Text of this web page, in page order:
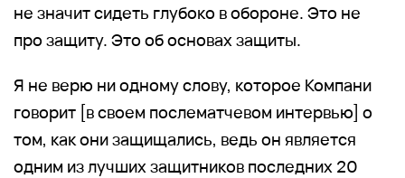
не значит сидеть глубоко в обороне. Это не
про защиту. Это об основах защиты.
Я не верю ни одному слову, которое Компани
говорит [в своем послематчевом интервью] о
том, как они защищались, ведь он является
одним из лучших защитников последних 20